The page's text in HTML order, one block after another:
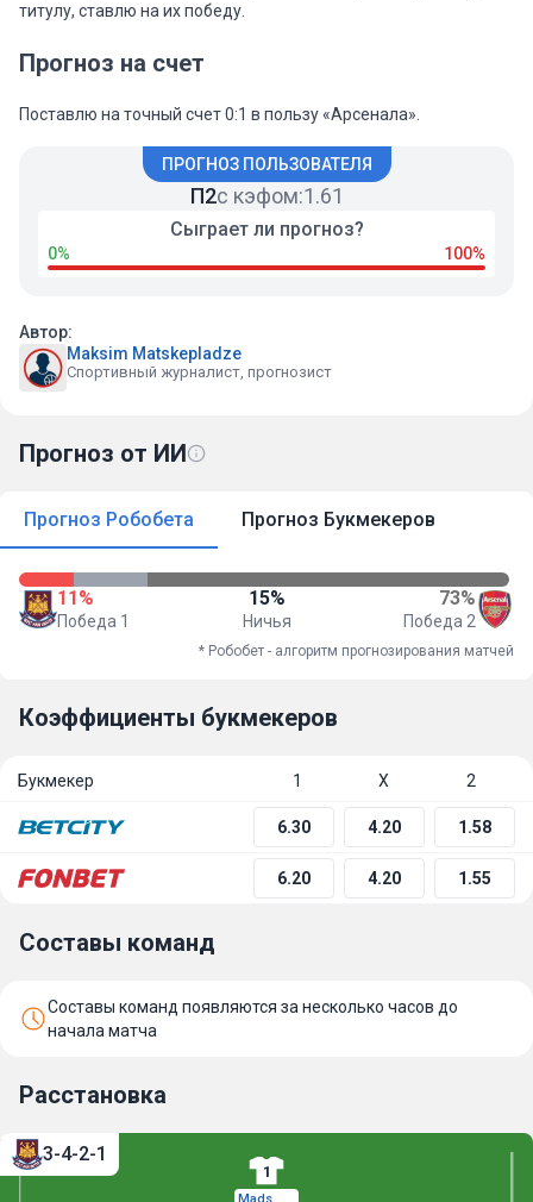
титулу, ставлю на их победу.
Прогноз на счет
Поставлю на точный счет 0:1 в пользу «Арсенала».
ПРОГНОЗ ПОЛЬЗОВАТЕЛЯ
П2с кэфом:1.61
0%
Сыграет ли прогноз?
100%
Автор:
Maksim Matskepladze
Спортивный журналист, прогнозист
Прогноз от ИИ
Прогноз Робобета Прогноз Букмекеров
11%
Победа 1
15%
Ничья
73%
Победа 2
* Робобет - алгоритм прогнозирования матчей
Коэффициенты букмекеров
Букмекер 1 Х 2
6.30 4.20 1.58
6.20 4.20 1.55
Составы команд
Составы команд появляются за несколько часов до
начала матча
Расстановка
1
3-4-2-1